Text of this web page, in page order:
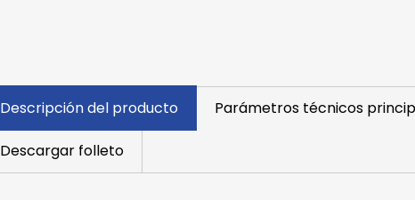
Descripción del producto Parámetros técnicos
Descargar folleto